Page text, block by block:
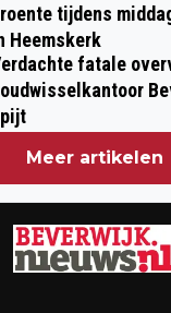
tijdens
Heemskerk
fatale
Meer artikelen